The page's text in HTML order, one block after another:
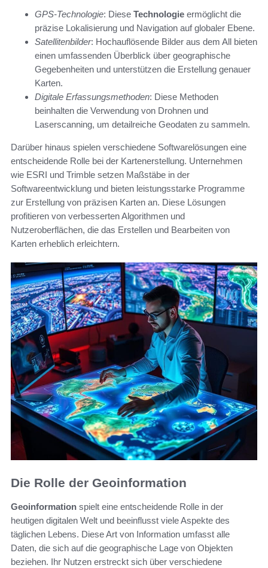
GPS-Technologie: Diese Technologie ermöglicht die
präzise Lokalisierung und Navigation auf globaler Ebene.
Satellitenbilder: Hochauflösende Bilder aus dem All bieten
einen umfassenden Überblick über geographische
Gegebenheiten und unterstützen die Erstellung genauer
Karten.
Digitale Erfassungsmethoden: Diese Methoden
beinhalten die Verwendung von Drohnen und
Laserscanning, um detailreiche Geodaten zu sammeln.
Darüber hinaus spielen verschiedene Softwarelösungen eine
entscheidende Rolle bei der Kartenerstellung. Unternehmen
wie ESRI und Trimble setzen Maßstäbe in der
Softwareentwicklung und bieten leistungsstarke Programme
zur Erstellung von präzisen Karten an. Diese Lösungen
profitieren von verbesserten Algorithmen und
Nutzeroberflächen, die das Erstellen und Bearbeiten von
Karten erheblich erleichtern.
Die Rolle der Geoinformation
Geoinformation spielt eine entscheidende Rolle in der
heutigen digitalen Welt und beeinflusst viele Aspekte des
täglichen Lebens. Diese Art von Information umfasst alle
Daten, die sich auf die geographische Lage von Objekten
beziehen. Ihr Nutzen erstreckt sich über verschiedene